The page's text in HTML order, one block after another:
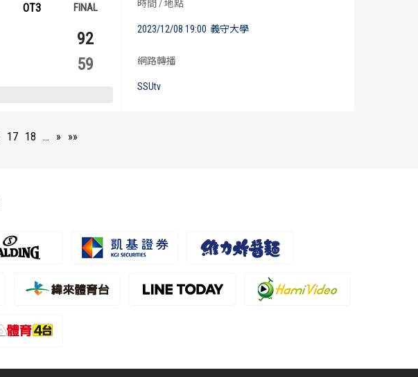
OT3
92
59
時間 / 地點
2023/12/08 19:00 義守大學
網路轉播
SSUtv
17 18 … » »»